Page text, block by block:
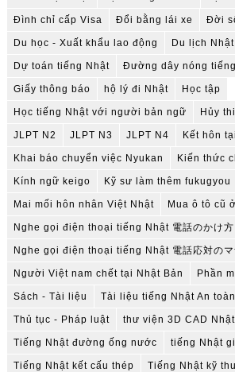
Đình chỉ cấp Visa Đổi bằng lái xe Đời
Du học - Xuất khẩu lao động Du lịch
Dự toán tiếng Nhật Đường dây nóng
Giấy thông báo hộ lý đi Nhật Học tập
Học tiếng Nhật với người bản ngữ Hủy
JLPT N2 JLPT N3 JLPT N4 Kết hôn
Khai báo chuyển việc Nyukan Kiến thức
Kính ngữ keigo Kỹ sư làm thêm fukugyou
Mai mối hôn nhân Việt Nhật Mua ô tô cũ
Nghe gọi điện thoại tiếng Nhật 電話のかけ方
Nghe gọi điện thoại tiếng Nhật 電話応対のマ
Người Việt nam chết tại Nhật Bản Phần
Sách - Tài liệu Tài liệu tiếng Nhật An
Thủ tục - Pháp luật thư viện 3D CAD
Tiếng Nhật đường ống nước tiếng Nhật
Tiếng Nhật kết cấu thép Tiếng Nhật kỹ